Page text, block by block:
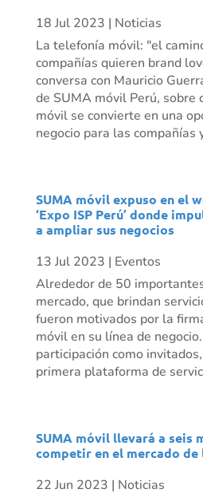
18 Jul 2023 | Noticias
La telefonía móvil: "el
compañías quieren brand
conversa con Mauricio
de SUMA móvil Perú, sobre
móvil se convierte en una
negocio para las compañías
SUMA móvil expuso en el
‘Expo ISP Perú’ donde
a ampliar sus negocios
13 Jul 2023 | Eventos
Alrededor de 50
mercado, que brindan
fueron motivados por la
móvil en su línea de
participación como
primera plataforma de
SUMA móvil llevará a seis
competir en el mercado
22 Jun 2023 | Noticias